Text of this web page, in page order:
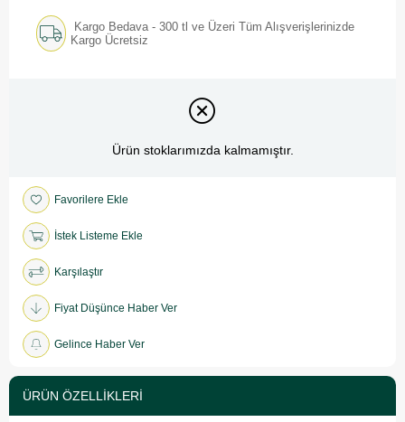
Kargo Bedava - 300 tl ve Üzeri Tüm Alışverişlerinizde
Kargo Ücretsiz
Ürün stoklarımızda kalmamıştır.
Favorilere Ekle
İstek Listeme Ekle
Karşılaştır
Fiyat Düşünce Haber Ver
Gelince Haber Ver
ÜRÜN ÖZELLIKLERI